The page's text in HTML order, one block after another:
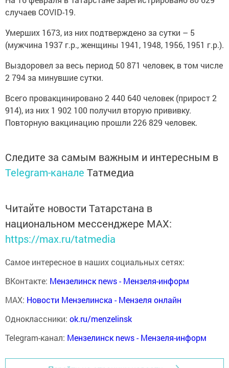
случаев COVID-19.
Умерших 1673, из них подтверждено за сутки – 5
(мужчина 1937 г.р., женщины 1941, 1948, 1956, 1951 г.р.).
Выздоровел за весь период 50 871 человек, в том числе
2 794 за минувшие сутки.
Всего провакцинировано 2 440 640 человек (прирост 2
914), из них 1 902 100 получил вторую прививку.
Повторную вакцинацию прошли 226 829 человек.
Следите за самым важным и интересным в
Telegram-канале Татмедиа
Читайте новости Татарстана в
национальном мессенджере MАХ:
https://max.ru/tatmedia
Самое интересное в наших социальных сетях:
ВКонтакте: Мензелинск news - Мензеля-информ
MAX: Новости Мензелинска - Мензеля онлайн
Одноклассники: ok.ru/menzelinsk
Telegram-канал: Мензелинск news - Мензеля-информ